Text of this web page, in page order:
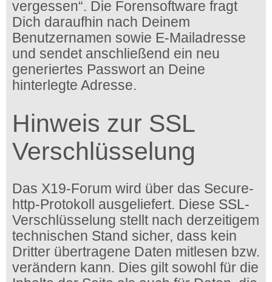
vergessen“. Die Forensoftware fragt
Dich daraufhin nach Deinem
Benutzernamen sowie E-Mailadresse
und sendet anschließend ein neu
generiertes Passwort an Deine
hinterlegte Adresse.
Hinweis zur SSL
Verschlüsselung
Das X19-Forum wird über das Secure-
http-Protokoll ausgeliefert. Diese SSL-
Verschlüsselung stellt nach derzeitigem
technischen Stand sicher, dass kein
Dritter übertragene Daten mitlesen bzw.
verändern kann. Dies gilt sowohl für die